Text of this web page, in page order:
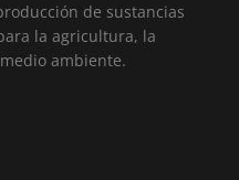
de sustancias
la agricultura, la
ambiente.